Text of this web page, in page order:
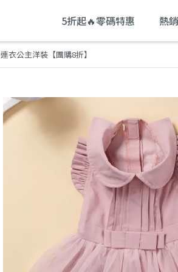
5折起🔥零碼特惠 熱
連衣公主洋裝【團購8折】